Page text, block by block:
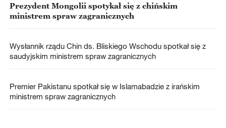
Prezydent Mongolii spotykał się z chińskim
ministrem spraw zagranicznych
Wysłannik rządu Chin ds. Bliskiego Wschodu spotkał się z
saudyjskim ministrem spraw zagranicznych
Premier Pakistanu spotkał się w Islamabadzie z irańskim
ministrem spraw zagranicznych